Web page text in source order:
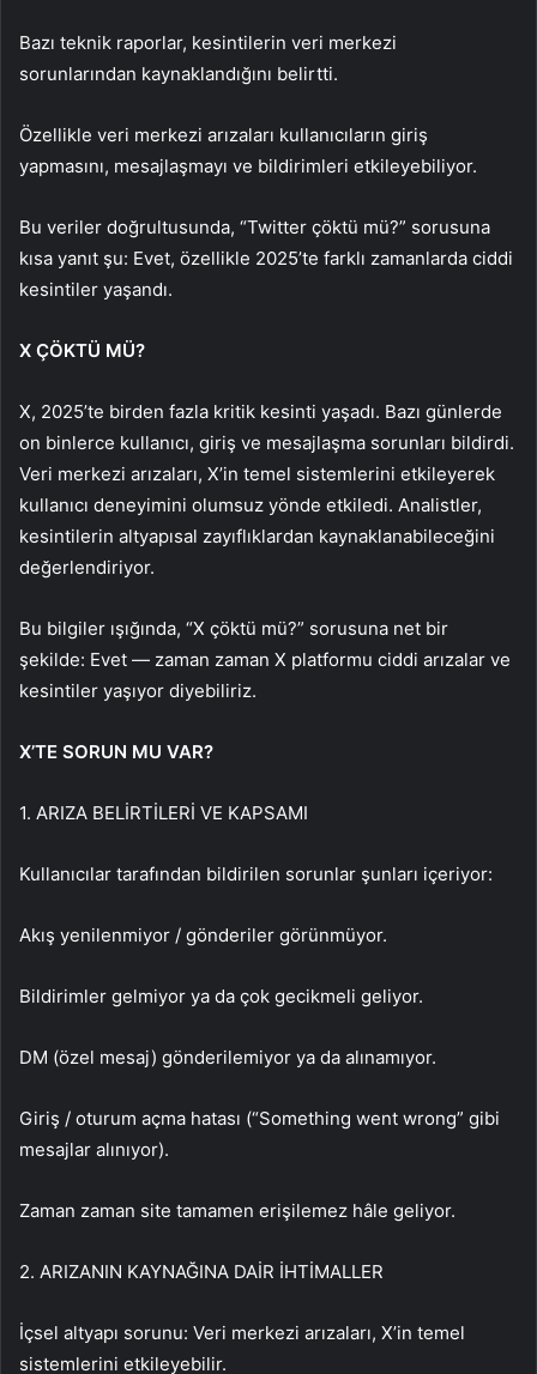
Bazı teknik raporlar, kesintilerin veri merkezi
sorunlarından kaynaklandığını belirtti.
Özellikle veri merkezi arızaları kullanıcıların giriş
yapmasını, mesajlaşmayı ve bildirimleri etkileyebiliyor.
Bu veriler doğrultusunda, “Twitter çöktü mü?” sorusuna
kısa yanıt şu: Evet, özellikle 2025’te farklı zamanlarda ciddi
kesintiler yaşandı.
X ÇÖKTÜ MÜ?
X, 2025’te birden fazla kritik kesinti yaşadı. Bazı günlerde
on binlerce kullanıcı, giriş ve mesajlaşma sorunları bildirdi.
Veri merkezi arızaları, X’in temel sistemlerini etkileyerek
kullanıcı deneyimini olumsuz yönde etkiledi. Analistler,
kesintilerin altyapısal zayıflıklardan kaynaklanabileceğini
değerlendiriyor.
Bu bilgiler ışığında, “X çöktü mü?” sorusuna net bir
şekilde: Evet — zaman zaman X platformu ciddi arızalar ve
kesintiler yaşıyor diyebiliriz.
X’TE SORUN MU VAR?
1. ARIZA BELİRTİLERİ VE KAPSAMI
Kullanıcılar tarafından bildirilen sorunlar şunları içeriyor:
Akış yenilenmiyor / gönderiler görünmüyor.
Bildirimler gelmiyor ya da çok gecikmeli geliyor.
DM (özel mesaj) gönderilemiyor ya da alınamıyor.
Giriş / oturum açma hatası (“Something went wrong” gibi
mesajlar alınıyor).
Zaman zaman site tamamen erişilemez hâle geliyor.
2. ARIZANIN KAYNAĞINA DAİR İHTİMALLER
İçsel altyapı sorunu: Veri merkezi arızaları, X’in temel
sistemlerini etkileyebilir.